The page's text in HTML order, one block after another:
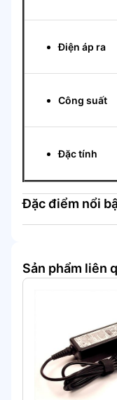
Điện áp ra
Công suất
Đặc tính
Đặc điểm nổi
Sản phẩm liên